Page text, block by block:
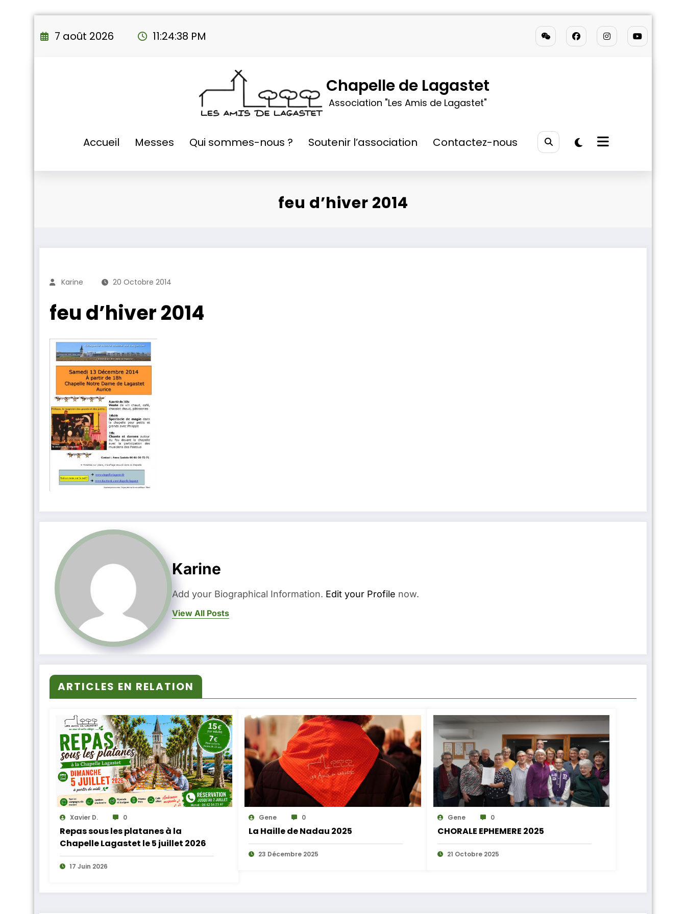
au
7 août 2026 11:24:39 PM
Chapelle de Lagastet
Association "Les Amis de Lagastet"
Accueil Messes Qui sommes-nous ? Soutenir l’association Contactez-nous
feu d’hiver 2014
Karine 20 Octobre 2014
feu d’hiver 2014
Karine
Add your Biographical Information. Edit your Profile now.
View All Posts
ARTICLES EN RELATION
Xavier D. 0
Repas sous les platanes à la
Chapelle Lagastet le 5 juillet 2026
17 Juin 2026
Gene 0
La Haille de Nadau 2025
23 Décembre 2025
Gene 0
CHORALE EPHEMERE 2025
21 Octobre 2025